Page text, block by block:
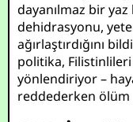
dayanılmaz bir
dehidrasyonu,
ağırlaştırdığını
politika,
yönlendiriyor –
reddederken ölüm